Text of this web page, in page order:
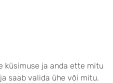
küsimuse ja anda ette mitu
saab valida ühe või mitu.